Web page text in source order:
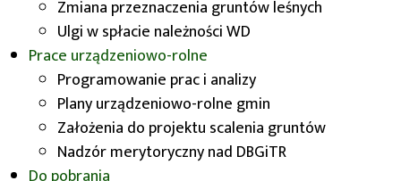
Zmiana przeznaczenia gruntów leśnych
Ulgi w spłacie należności WD
Prace urządzeniowo-rolne
Programowanie prac i analizy
Plany urządzeniowo-rolne gmin
Założenia do projektu scalenia gruntów
Nadzór merytoryczny nad DBGiTR
Z dniem 1 stycznia 2011 r., ze środków budżetu
Województwa Dolnośląskiego, w zakresie
ustalonym ustawą o ochronie gruntów rolnych i
leśnych, udzielana jest dotacja celowa na
ochronę, rekultywację i poprawę jakości gruntów
rolnych dla jednostek samorządu terytorialnego.